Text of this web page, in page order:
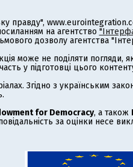
правду",
на агентство
дозволу агентства
може не поділяти погляди,
у підготовці цього
Згідно з українським
for Democracy, а також
за оцінки несе